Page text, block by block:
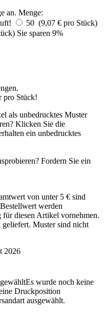
an. Menge:
50 (9,07 € pro Stück)
Sie sparen 9%
pro Stück!
als unbedrucktes Muster
Klicken Sie die
ein unbedrucktes
Fordern Sie ein
von unter 5 € sind
werden
für diesen Artikel vornehmen.
Muster sind nicht
2026
Es wurde noch keine
Druckposition
ausgewählt.